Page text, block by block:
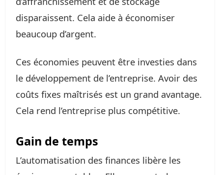
disparaissent. Cela aide à économiser
beaucoup d’argent.
Ces économies peuvent être investies dans
le développement de l’entreprise. Avoir des
coûts fixes maîtrisés est un grand avantage.
Cela rend l’entreprise plus compétitive.
Gain de temps
L’automatisation des finances libère les